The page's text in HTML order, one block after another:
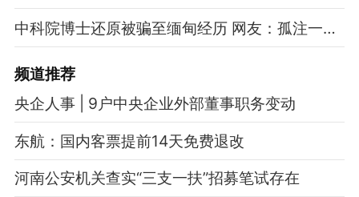
中科院博士还原被骗至缅甸经历 网友：孤注一掷现实版
频道推荐
央企人事 | 9户中央企业外部董事职务变动
东航：国内客票提前14天免费退改
河南公安机关查实“三支一扶”招募笔试存在